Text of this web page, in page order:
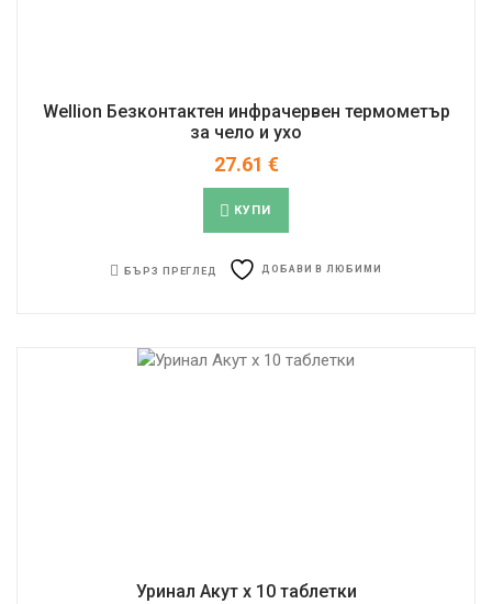
Wellion Безконтактен инфрачервен термометър
за чело и ухо
27.61 €
КУПИ
БЪРЗ ПРЕГЛЕД ДОБАВИ В ЛЮБИМИ
Уринал Акут x 10 таблетки